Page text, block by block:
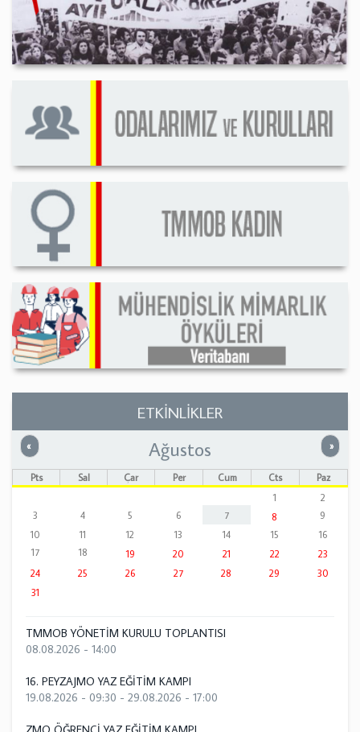
ETKİNLİKLER
« Önceki »
Ağustos
Pts Sal Çar Per Cum Cts
Paz
1
2
3
4 5 6 7 8
9
10
11 12 13 14 15
16
17
18 19 20 21 22
23
24
25 26 27 28 29
30
31
TMMOB YÖNETİM KURULU TOPLANTISI
08.08.2026 - 14:00
16. PEYZAJMO YAZ EĞİTİM KAMPI
19.08.2026 - 09:30 - 29.08.2026 - 17:00